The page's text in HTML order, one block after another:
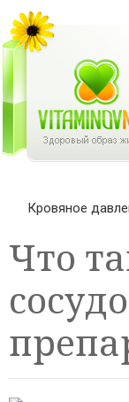
Кровяное
Что